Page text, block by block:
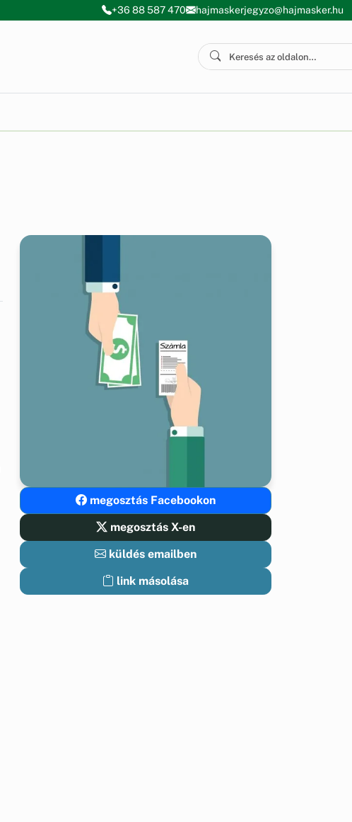
+36 88 587 470 hajmaskerjegyzo@hajmasker.hu
megosztás Facebookon
megosztás X-en
küldés emailben
link másolása